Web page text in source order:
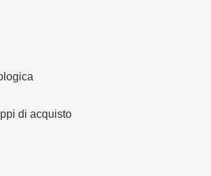
di acquisto